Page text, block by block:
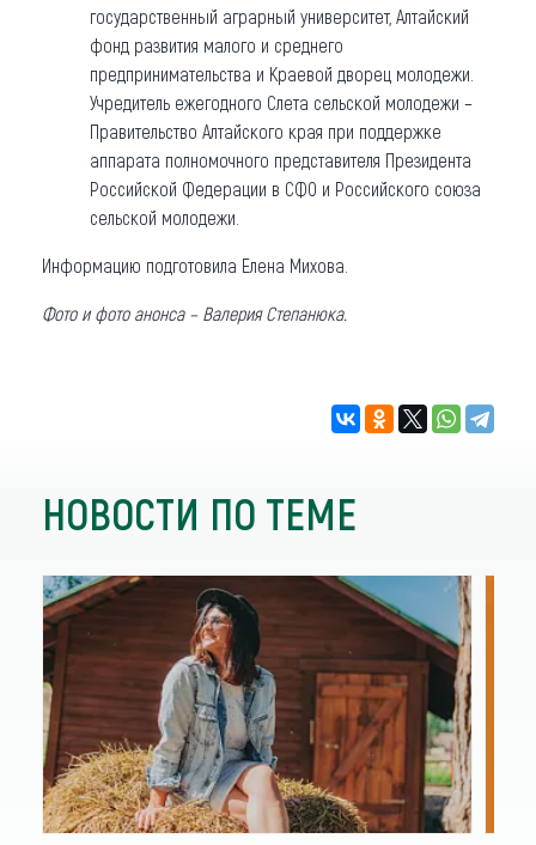
государственный аграрный университет, Алтайский
фонд развития малого и среднего
предпринимательства и Краевой дворец молодежи.
Учредитель ежегодного Слета сельской молодежи –
Правительство Алтайского края при поддержке
аппарата полномочного представителя Президента
Российской Федерации в СФО и Российского союза
сельской молодежи.
Информацию подготовила Елена Михова.
Фото и фото анонса – Валерия Степанюка.
НОВОСТИ ПО ТЕМЕ